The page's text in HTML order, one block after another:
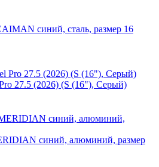
синий, сталь, размер 16
27.5 (2026) (S (16"), Серый)
синий, алюминий, размер